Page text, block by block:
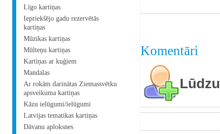
Līgo kartiņas
Iepriekšējo gadu rezervētās
kartiņas
Mūzikas kartiņas
Mūlteņu kartiņas
Kartiņas ar kuģiem
Mandalas
Ar rokām darinātas Ziemassvētku
apsveikuma kartiņas
Kāzu ielūgumi/ielūgumi
Latvijas tematikas kartiņas
Dāvanu aploksnes
Komentāri